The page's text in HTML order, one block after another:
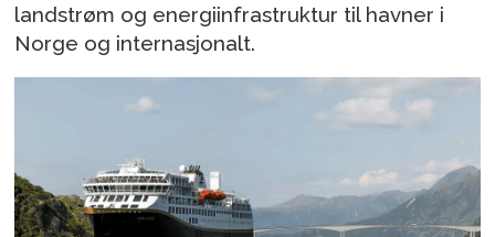
landstrøm og energiinfrastruktur til havner i
Norge og internasjonalt.